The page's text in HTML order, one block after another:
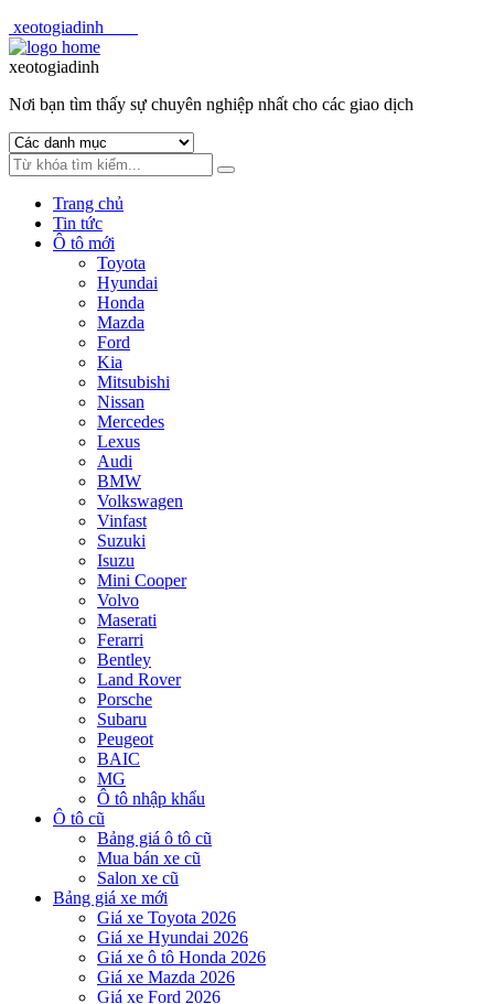
xeotogiadinh
Skip
to
Skip
to
xeotogiadinh
Nơi bạn tìm thấy sự chuyên nghiệp nhất cho các giao dịch
Trang chủ
Tin tức
Ô tô mới
Toyota
Hyundai
Honda
Mazda
Ford
Kia
Mitsubishi
Nissan
Mercedes
Lexus
Audi
BMW
Volkswagen
Vinfast
Suzuki
Isuzu
Mini Cooper
Volvo
Maserati
Ferarri
Bentley
Land Rover
Porsche
Subaru
Peugeot
BAIC
MG
Ô tô nhập khẩu
Ô tô cũ
Bảng giá ô tô cũ
Mua bán xe cũ
Salon xe cũ
Bảng giá xe mới
Giá xe Toyota 2026
Giá xe Hyundai 2026
Giá xe ô tô Honda 2026
Giá xe Mazda 2026
Giá xe Ford 2026